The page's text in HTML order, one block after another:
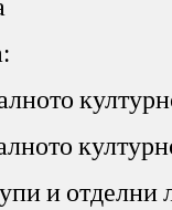
и отделни